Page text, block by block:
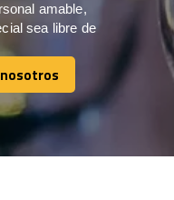
amable,
sea libre de